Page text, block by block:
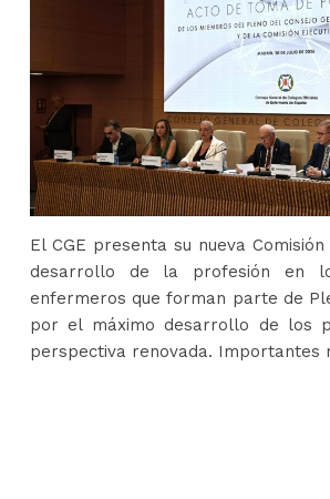
El CGE presenta su nueva
desarrollo de la profesión en
enfermeros que forman parte de
por el máximo desarrollo de los
perspectiva renovada. Importantes